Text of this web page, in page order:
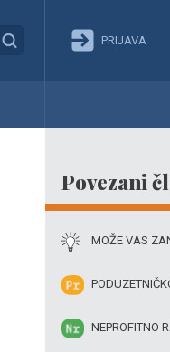
PRIJAVA
Povezani
MOŽE VAS
NEPROFITNO